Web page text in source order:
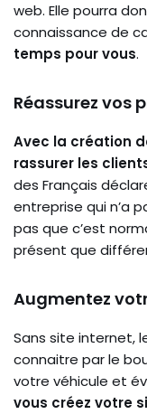
web. Elle pourra
connaissance de
temps pour vous.
Réassurez vos
Avec la création
rassurer les
des Français
entreprise qui n’a
pas que c’est
présent que
Augmentez
Sans site internet,
connaitre par le
votre véhicule et
vous créez votre